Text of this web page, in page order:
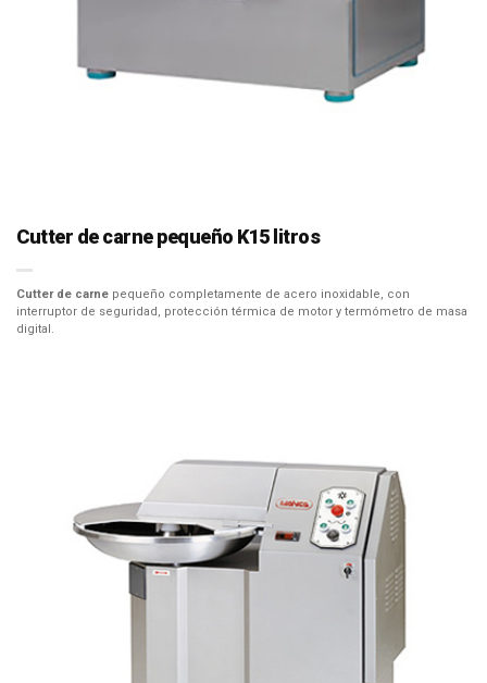
Cutter de carne pequeño K15 litros
Cutter de carne pequeño completamente de acero inoxidable, con
interruptor de seguridad, protección térmica de motor y termómetro de masa
digital.